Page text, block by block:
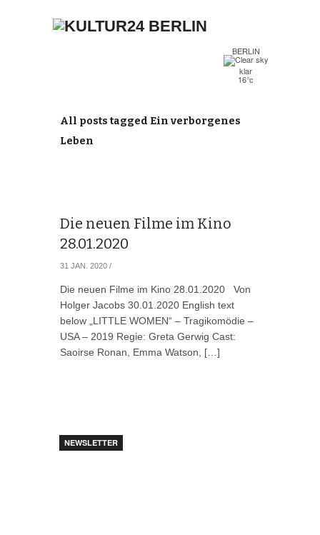
BERLIN
klar
16°c
All posts tagged Ein verborgenes
Leben
Die neuen Filme im Kino
28.01.2020
31 JAN. 2020 /
Die neuen Filme im Kino 28.01.2020 Von
Holger Jacobs 30.01.2020 English text
below „LITTLE WOMEN“ – Tragikomödie –
USA – 2019 Regie: Greta Gerwig Cast:
Saoirse Ronan, Emma Watson, […]
NEWSLETTER